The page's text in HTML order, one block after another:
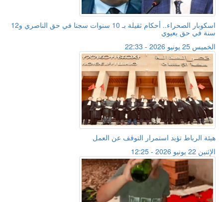
اسكوبار الصحراء.. أحكام ثقيلة بـ 10 سنوات سجنا في حق الناصري و12
سنة في حق بعيوي
الخميس 25 يونيو 2026 - 22:33
هيئة الرباط تؤيد استمرار التوقف عن العمل
الإثنين 22 يونيو 2026 - 12:25